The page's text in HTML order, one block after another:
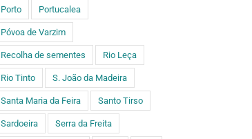
Porto Portucalea
Póvoa de Varzim
Recolha de sementes Rio Leça
Rio Tinto S. João da Madeira
Santa Maria da Feira Santo Tirso
Sardoeira Serra da Freita